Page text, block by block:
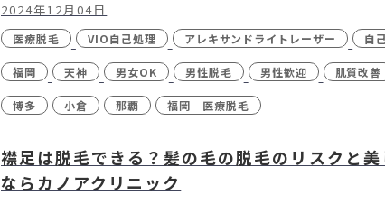
24時間受付
WEB予約
メール
お問い合
2024年12月04日
医療脱毛 VIO自己処理 アレキサンドライトレーザー 自
福岡 天神 男女OK 男性脱毛 男性歓迎 肌質改善
博多 小倉 那覇 福岡 医療脱毛
襟足は脱毛できる？髪の毛の脱毛のリスクと
ならカノアクリニック